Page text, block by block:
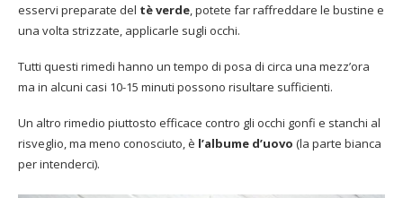
esservi preparate del tè verde, potete far raffreddare le bustine e
una volta strizzate, applicarle sugli occhi.
Tutti questi rimedi hanno un tempo di posa di circa una mezz’ora
ma in alcuni casi 10-15 minuti possono risultare sufficienti.
Un altro rimedio piuttosto efficace contro gli occhi gonfi e stanchi al
risveglio, ma meno conosciuto, è l’albume d’uovo (la parte bianca
per intenderci).